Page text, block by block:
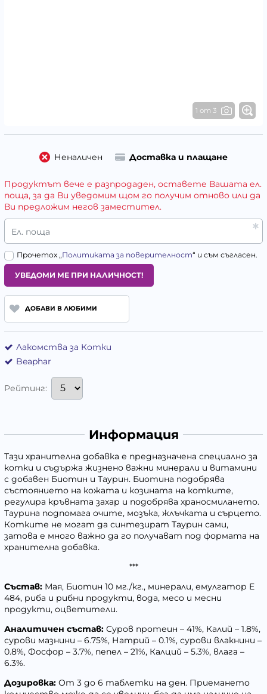
1 от 3
Неналичен Доставка и плащане
Продуктът вече е разпродаден, оставете Вашата ел.
поща, за да Ви уведомим щом го получим отново или да
Ви предложим негов заместител.
Ел. поща
Прочетох „Политиката за поверителност“ и съм съгласен.
УВЕДОМИ МЕ ПРИ НАЛИЧНОСТ!
ДОБАВИ В ЛЮБИМИ
Лакомства за Котки
Beaphar
Рейтинг:
Информация
Тази хранителна добавка е предназначена специално за
котки и съдържа жизнено важни минерали и витамини
с добавен Биотин и Таурин. Биотина подобрява
състоянието на кожата и козината на котките,
регулира кръвната захар и подобрява храносмилането.
Таурина подпомага очите, мозъка, жлъчката и сърцето.
Котките не могат да синтезират Таурин сами,
затова е много важно да го получават под формата на
хранителна добавка.
***
Състав: Мая, Биотин 10 мг./кг., минерали, емулгатор Е
484, риба и рибни продукти, вода, месо и месни
продукти, оцветители.
Аналитичен състав: Суров протеин – 41%, Калий – 1.8%,
сурови мазнини – 6.75%, Натрий – 0.1%, сурови влакнини –
0.8%, Фосфор – 3.7%, пепел – 21%, Калций – 5.3%, влага –
6.3%.
Дозировка: От 3 до 6 таблетки на ден. Приемането